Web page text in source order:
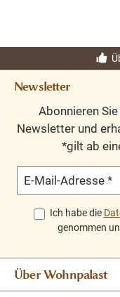
Newsletter
Abonnieren
Newsletter und
*gilt ab
E-Mail-Adresse *
Ich habe die
genommen
Über Wohnpalast